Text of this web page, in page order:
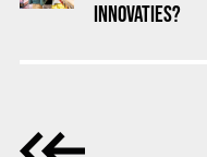
INNOVATIES?